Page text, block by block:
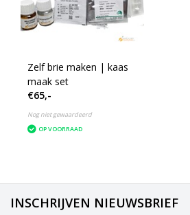
Zelf brie maken | kaas
maak set
€65,-
Nog niet gewaardeerd
OP VOORRAAD
INSCHRIJVEN NIEUWSBRIEF